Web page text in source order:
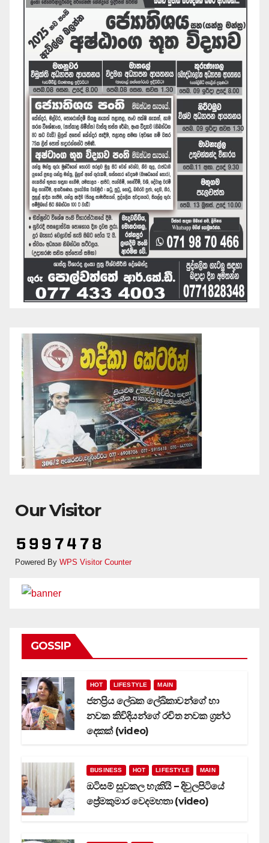
Our Visitor
Powered By WPS Visitor Counter
GOSSIP
HOT LIFESTYLE MAIN
ජනප්‍රිය ලේඛක ලේඛිකාවන්ගේ හා
නවක කිවිදියන්ගේ රචිත නවක ග්‍රන්ථ
දෙකක් (video)
BUSINESS HOT LIFESTYLE MAIN
ඔටිසම් සුවකල හැකියි – දිවුලපිටියේ
ප්‍රේමකුමාර වෙදමහතා (video)